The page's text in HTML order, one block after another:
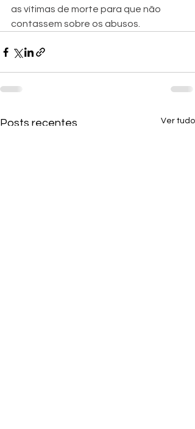
as vítimas de morte para que não
contassem sobre os abusos.
Posts recentes Ver tudo